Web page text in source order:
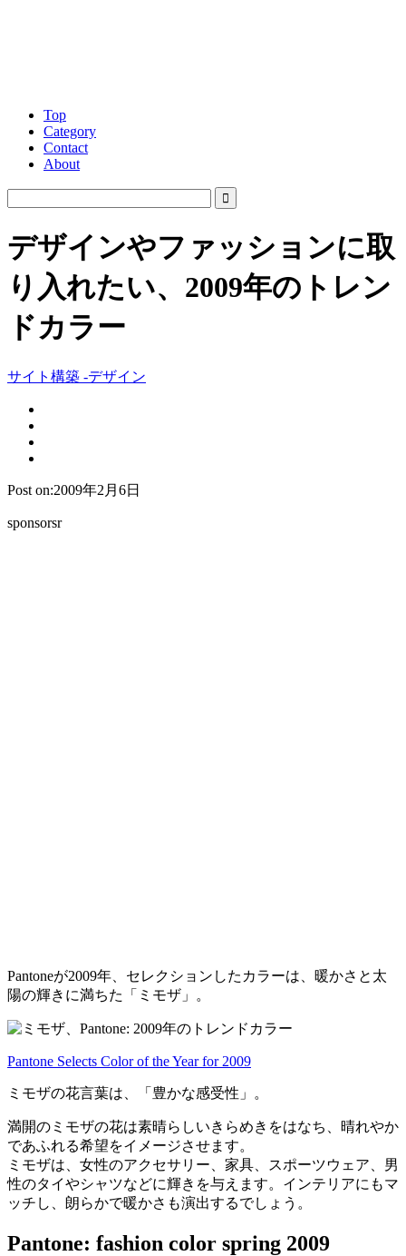
Top
Category
Contact
About
デザインやファッションに取
り入れたい、2009年のトレン
ドカラー
サイト構築 -デザイン
Post on:2009年2月6日
sponsorsr
Pantoneが2009年、セレクションしたカラーは、暖かさと太
陽の輝きに満ちた「ミモザ」。
Pantone Selects Color of the Year for 2009
ミモザの花言葉は、「豊かな感受性」。
満開のミモザの花は素晴らしいきらめきをはなち、晴れやか
であふれる希望をイメージさせます。
ミモザは、女性のアクセサリー、家具、スポーツウェア、男
性のタイやシャツなどに輝きを与えます。インテリアにもマ
ッチし、朗らかで暖かさも演出するでしょう。
Pantone: fashion color spring 2009